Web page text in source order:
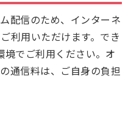
配信のため、インターネ
利用いただけます。でき
でご利用ください。オ
通信料は、ご自身の負担